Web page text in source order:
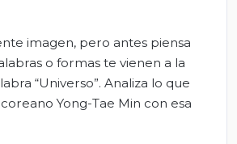
imagen, pero antes piensa
o formas te vienen a la
“Universo”. Analiza lo que
Yong-Tae Min con esa